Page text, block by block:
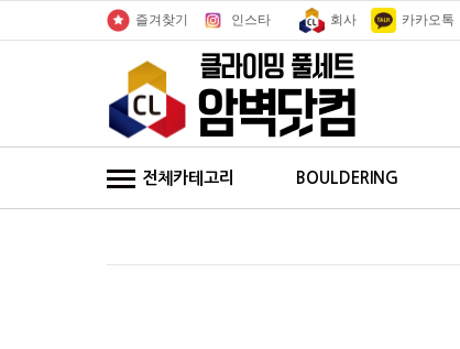
즐겨찾기 인스타 카카오톡
회사
전체카테고리 BOULDERING